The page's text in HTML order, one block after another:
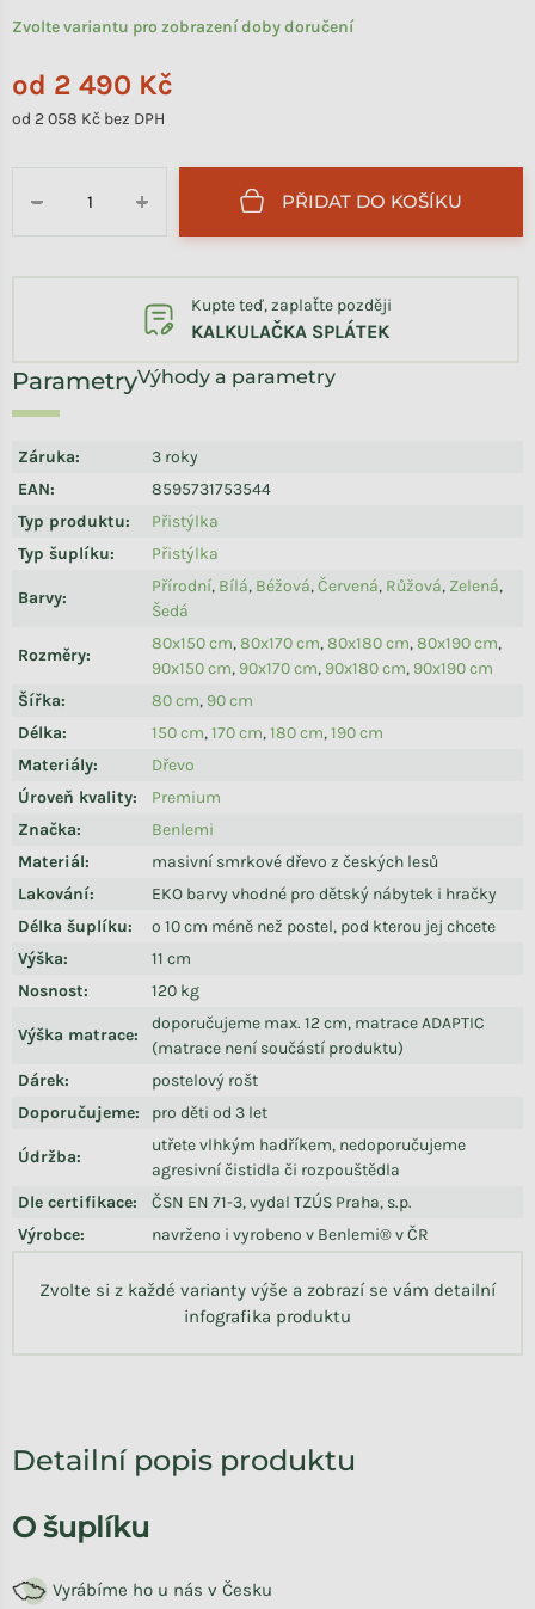
od 2 490 Kč
od 2 058 Kč bez DPH
Zvolte variantu pro zobrazení doby doručení
+
− PŘIDAT DO KOŠÍKU
Výhody a parametry
Záruka:
3 roky
EAN:
8595731753544
Typ produktu:
Přistýlka
Typ šuplíku: Přistýlka
Barvy:
Přírodní, Bílá, Béžová,Červená, Růžová, Zelená,
Šedá
Rozměry:
80x150 cm,80x170 cm,80x180 cm,80x190 cm,
90x150 cm, 90x170 cm, 90x180 cm, 90x190 cm
Šířka: 80 cm, 90 cm
Délka: 150 cm,170 cm,180 cm,190 cm
Materiály:
Dřevo
Úroveň kvality:
Premium
Značka:
Benlemi
Materiál:
masivní smrkové dřevo z českých lesů
Lakování:
EKO barvy vhodné pro dětský nábytek i hračky
Délka šuplíku:
o 10 cm méně než postel, pod kterou jej chcete
Výška:
11 cm
Nosnost: 120 kg
Výška matrace:
doporučujeme max. 12 cm, matrace ADAPTIC
(matrace není součástí produktu)
Dárek:
postelový rošt
Doporučujeme: pro děti od 3 let
Údržba:
utřete vlhkým hadříkem, nedoporučujeme
agresivní čistidla či rozpouštědla
Dle certifikace:
ČSN EN 71-3, vydal TZÚS Praha, s.p.
Výrobce: navrženo i vyrobeno v Benlemi® v ČR
Zvolte si z každé varianty výše a zobrazí se vám detailní
infografika produktu
Kupte teď, zaplaťte později
KALKULAČKA SPLÁTEK
Detailní popis produktu
O šuplíku
Vyrábíme ho u nás v Česku